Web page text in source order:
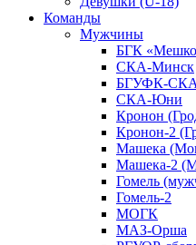
Команды
Мужчины
БГК
СКА-Минск
БГУФК-СКА
СКА-Юни
Кронон
Кронон-2
Машека
Машека-2
Гомель
Гомель-2
МОГК
МАЗ-Орша